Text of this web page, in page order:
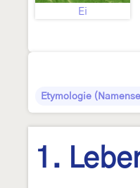
Ei
Etymologie
1.